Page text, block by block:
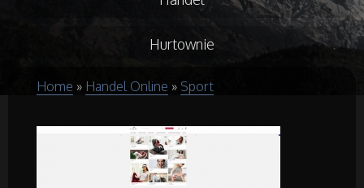
Hurtownie
Kredyty, Leasing
Oferty Pracy
Ubezpieczenia
Home » Handel Online » Sport